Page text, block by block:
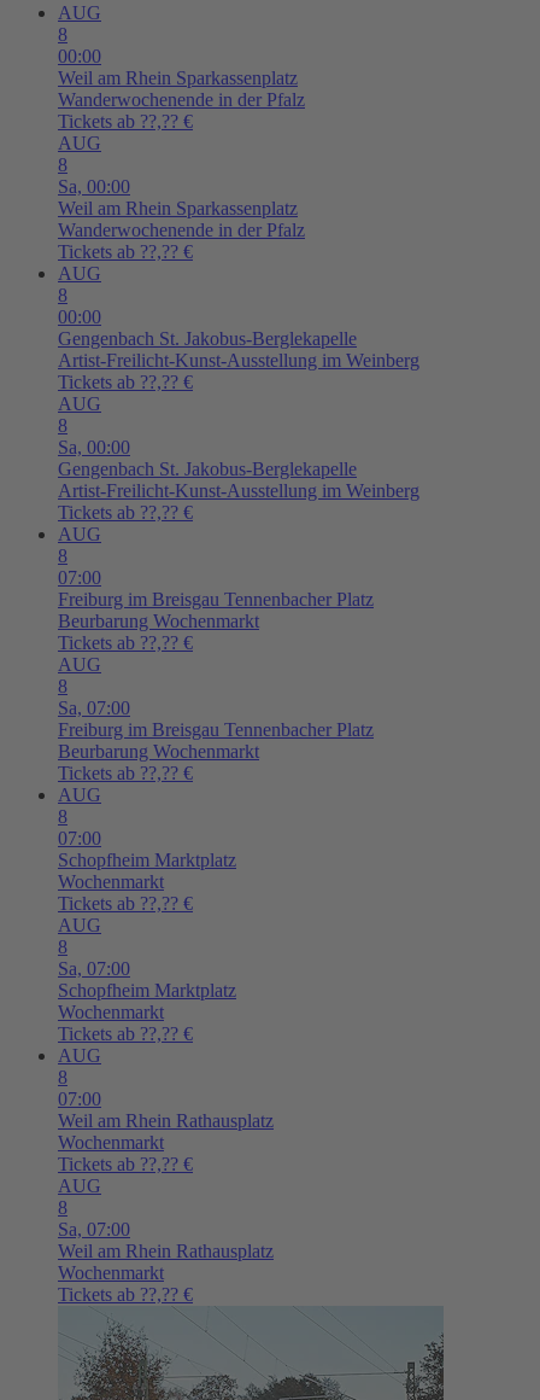
AUG
8
00:00
Weil am Rhein Sparkassenplatz
Wanderwochenende in der Pfalz
Tickets ab ??,?? €
AUG
8
Sa, 00:00
Weil am Rhein Sparkassenplatz
Wanderwochenende in der Pfalz
Tickets ab ??,?? €
AUG
8
00:00
Gengenbach St. Jakobus-Berglekapelle
Artist-Freilicht-Kunst-Ausstellung im Weinberg
Tickets ab ??,?? €
AUG
8
Sa, 00:00
Gengenbach St. Jakobus-Berglekapelle
Artist-Freilicht-Kunst-Ausstellung im Weinberg
Tickets ab ??,?? €
AUG
8
07:00
Freiburg im Breisgau Tennenbacher Platz
Beurbarung Wochenmarkt
Tickets ab ??,?? €
AUG
8
Sa, 07:00
Freiburg im Breisgau Tennenbacher Platz
Beurbarung Wochenmarkt
Tickets ab ??,?? €
AUG
8
07:00
Schopfheim Marktplatz
Wochenmarkt
Tickets ab ??,?? €
AUG
8
Sa, 07:00
Schopfheim Marktplatz
Wochenmarkt
Tickets ab ??,?? €
AUG
8
07:00
Weil am Rhein Rathausplatz
Wochenmarkt
Tickets ab ??,?? €
AUG
8
Sa, 07:00
Weil am Rhein Rathausplatz
Wochenmarkt
Tickets ab ??,?? €